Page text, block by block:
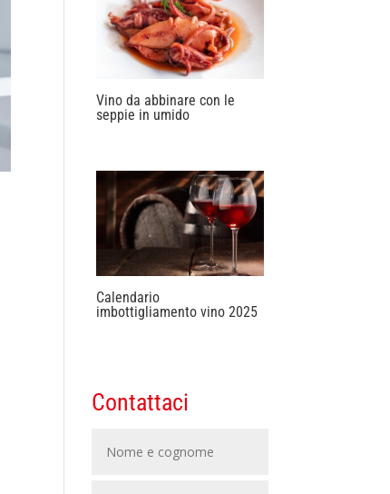
Vino da abbinare con le
seppie in umido
Calendario
imbottigliamento vino 2025
Contattaci